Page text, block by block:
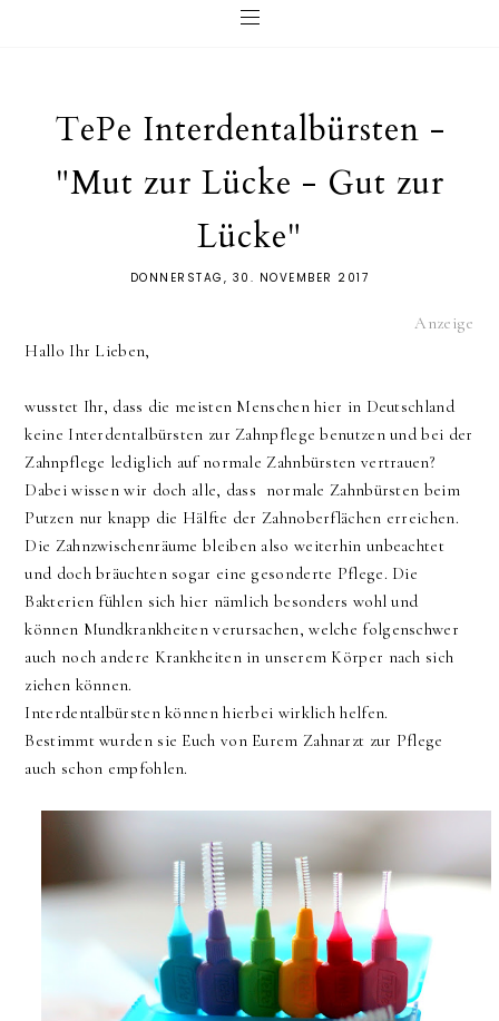
TePe Interdentalbürsten -
"Mut zur Lücke - Gut zur
Lücke"
DONNERSTAG, 30. NOVEMBER 2017
Anzeige
Hallo Ihr Lieben,
wusstet Ihr, dass die meisten Menschen hier in Deutschland
keine Interdentalbürsten zur Zahnpflege benutzen und bei der
Zahnpflege lediglich auf normale Zahnbürsten vertrauen?
Dabei wissen wir doch alle, dass normale Zahnbürsten beim
Putzen nur knapp die Hälfte der Zahnoberflächen erreichen.
Die Zahnzwischenräume bleiben also weiterhin unbeachtet
und doch bräuchten sogar eine gesonderte Pflege. Die
Bakterien fühlen sich hier nämlich besonders wohl und
können Mundkrankheiten verursachen, welche folgenschwer
auch noch andere Krankheiten in unserem Körper nach sich
ziehen können.
Interdentalbürsten können hierbei wirklich helfen.
Bestimmt wurden sie Euch von Eurem Zahnarzt zur Pflege
auch schon empfohlen.